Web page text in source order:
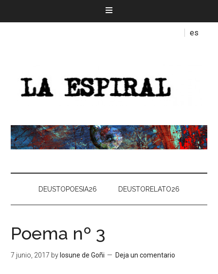
es
DEUSTOPOESIA26 DEUSTORELATO26
Poema nº 3
7 junio, 2017 by Iosune de Goñi Deja un comentario